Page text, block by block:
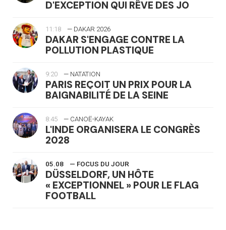
D'EXCEPTION QUI RÊVE DES JO
11:18 — DAKAR 2026
DAKAR S'ENGAGE CONTRE LA
POLLUTION PLASTIQUE
9:20 — NATATION
PARIS REÇOIT UN PRIX POUR LA
BAIGNABILITÉ DE LA SEINE
8:45 — CANOË-KAYAK
L'INDE ORGANISERA LE CONGRÈS
2028
05.08 — FOCUS DU JOUR
DÜSSELDORF, UN HÔTE
« EXCEPTIONNEL » POUR LE FLAG
FOOTBALL